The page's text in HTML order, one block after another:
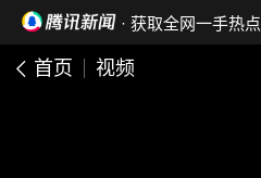
· 获取全网一手热点
首页 视频